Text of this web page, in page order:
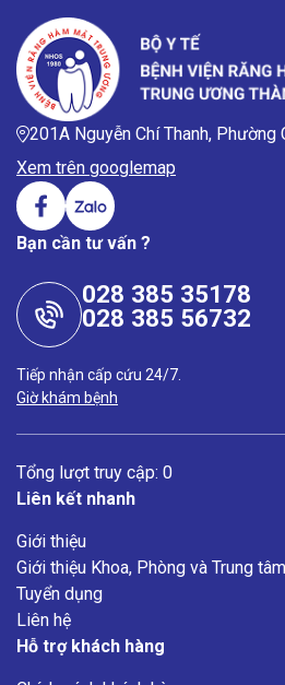
201A Nguyễn Chí Thanh, Phường
Xem trên googlemap
Bạn cần tư vấn ?
028 385 35178
028 385 56732
Tiếp nhận cấp cứu 24/7.
Giờ khám bệnh
Tổng lượt truy cập: 0
Liên kết nhanh
Giới thiệu
Giới thiệu Khoa, Phòng và Trung tâm
Tuyển dụng
Liên hệ
Hỗ trợ khách hàng